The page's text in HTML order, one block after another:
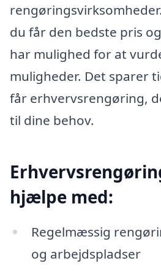
du får den bedste pris
har mulighed for at
muligheder. Det sparer
får erhvervsrengøring,
til dine behov.
hjælpe med:
Regelmæssig
og arbejdspladser